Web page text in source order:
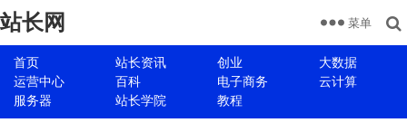
站长网
首页 站长资讯 创业
大数据
运营中心
百科 电子商务
云计算
服务器
站长学院 教程
菜单